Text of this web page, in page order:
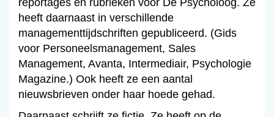
reportages en rubrieken voor De Psycholoog. Ze
heeft daarnaast in verschillende
managementtijdschriften gepubliceerd. (Gids
voor Personeelsmanagement, Sales
Management, Avanta, Intermediair, Psychologie
Magazine.) Ook heeft ze een aantal
nieuwsbrieven onder haar hoede gehad.